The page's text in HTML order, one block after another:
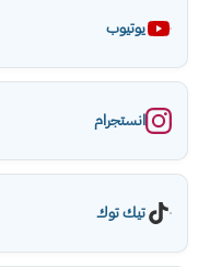
يوتيوب
انستجرام
تيك توك